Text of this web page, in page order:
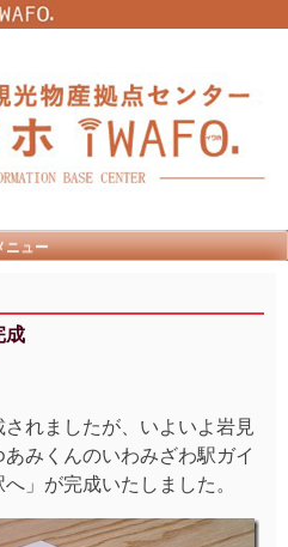
ニュー
成
れましたが、いよいよ岩見
みくんのいわみざわ駅ガイ
」が完成いたしました。